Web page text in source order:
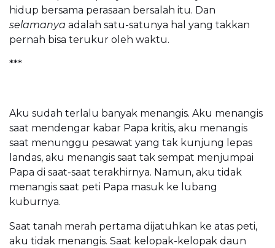
hidup bersama perasaan bersalah itu. Dan
selamanya adalah satu-satunya hal yang takkan
pernah bisa terukur oleh waktu.
***
Aku sudah terlalu banyak menangis. Aku menangis
saat mendengar kabar Papa kritis, aku menangis
saat menunggu pesawat yang tak kunjung lepas
landas, aku menangis saat tak sempat menjumpai
Papa di saat-saat terakhirnya. Namun, aku tidak
menangis saat peti Papa masuk ke lubang
kuburnya.
Saat tanah merah pertama dijatuhkan ke atas peti,
aku tidak menangis. Saat kelopak-kelopak daun